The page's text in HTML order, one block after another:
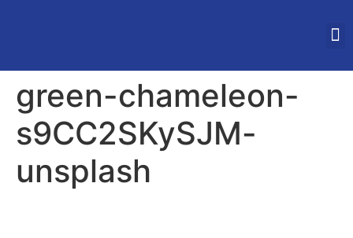
green-chameleon-
s9CC2SKySJM-
unsplash